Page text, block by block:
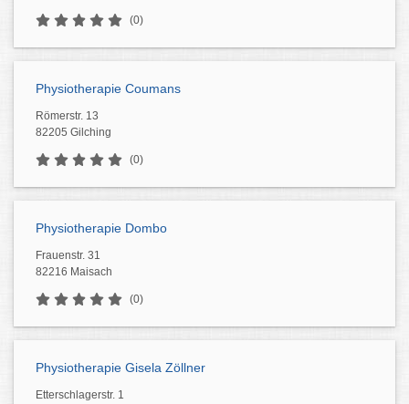
(0)
Physiotherapie Coumans
Römerstr. 13
82205 Gilching
(0)
Physiotherapie Dombo
Frauenstr. 31
82216 Maisach
(0)
Physiotherapie Gisela Zöllner
Etterschlagerstr. 1